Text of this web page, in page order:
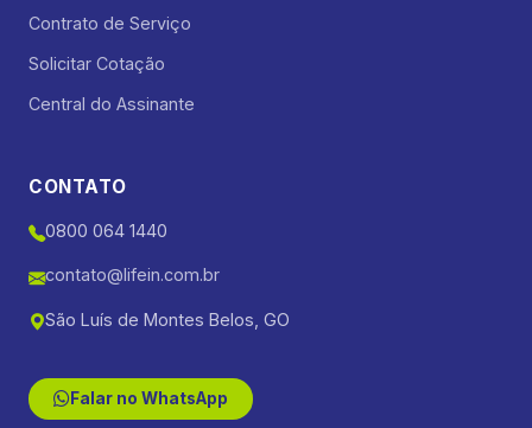
Contrato de Serviço
Solicitar Cotação
Central do Assinante
CONTATO
0800 064 1440
contato@lifein.com.br
São Luís de Montes Belos, GO
Falar no WhatsApp